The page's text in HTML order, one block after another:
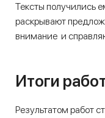
Тексты получились
раскрывают
внимание и
Итоги
Результатом работ